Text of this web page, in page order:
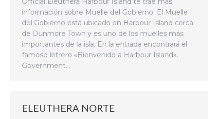
información sobre Muelle del Gobierno. El Muelle
del Gobierno está ubicado en Harbour Island cerca
de Dunmore Town y es uno de los muelles más
importantes de la isla. En la entrada encontrará el
famoso letrero «Bienvenido a Harbour Island».
Government…
ELEUTHERA NORTE